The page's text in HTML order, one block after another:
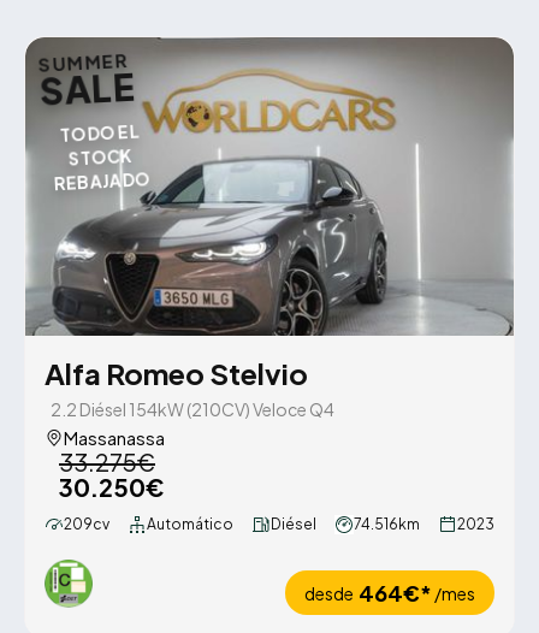
SUMMER
SALE
TODO EL
STOCK
REBAJADO
Alfa Romeo Stelvio
2.2 Diésel 154kW (210CV) Veloce Q4
Massanassa
33.275€
30.250€
209cv Automático Diésel 74.516km 2023
desde 464€* /mes